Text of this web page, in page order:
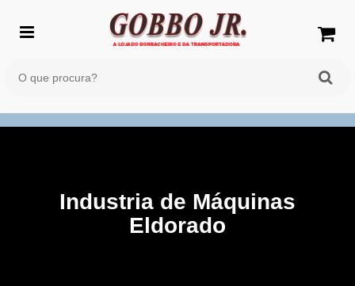
Industria de Máquinas
Eldorado